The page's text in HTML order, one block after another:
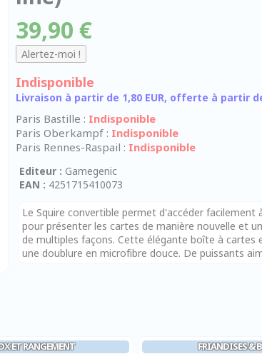
39,90 €
Indisponible
Livraison à partir de 1,80 EUR, offerte à partir
Paris Bastille : Indisponible
Paris Oberkampf : Indisponible
Paris Rennes-Raspail : Indisponible
Editeur : Gamegenic
EAN : 4251715410073
Le Squire convertible permet d'accéder
pour présenter les cartes de manière nouvelle et
de multiples façons. Cette élégante boîte à
une doublure en microfibre douce. De puissants
ET RANGEMENT FRIANDISES &